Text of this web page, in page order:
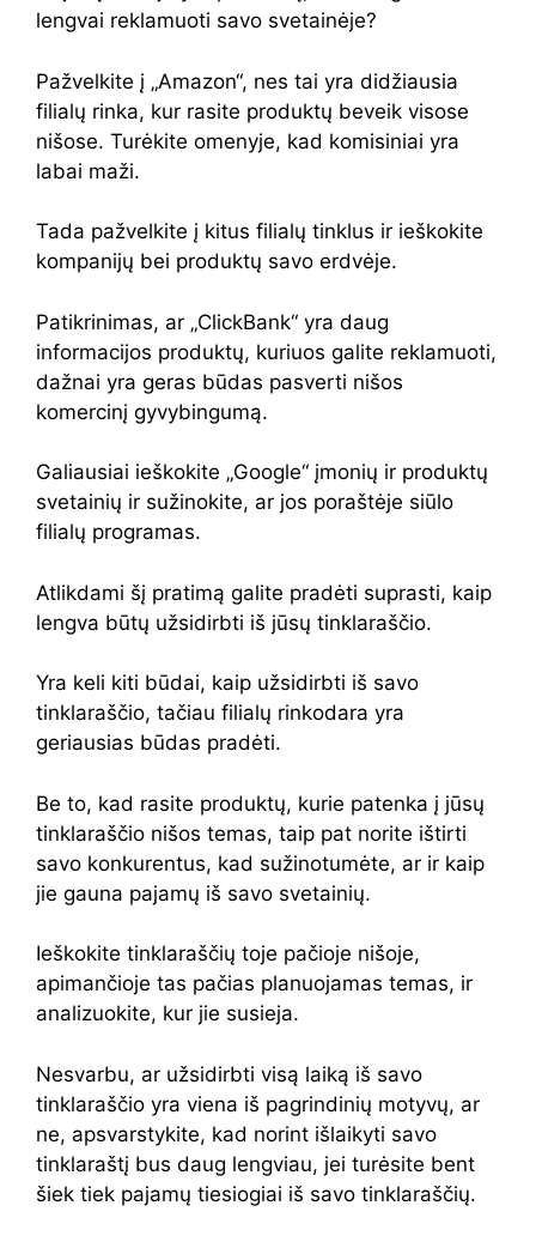
lengvai reklamuoti savo svetainėje?
Pažvelkite į „Amazon“, nes tai yra didžiausia
filialų rinka, kur rasite produktų beveik visose
nišose. Turėkite omenyje, kad komisiniai yra
labai maži.
Tada pažvelkite į kitus filialų tinklus ir ieškokite
kompanijų bei produktų savo erdvėje.
Patikrinimas, ar „ClickBank“ yra daug
informacijos produktų, kuriuos galite reklamuoti,
dažnai yra geras būdas pasverti nišos
komercinį gyvybingumą.
Galiausiai ieškokite „Google“ įmonių ir produktų
svetainių ir sužinokite, ar jos poraštėje siūlo
filialų programas.
Atlikdami šį pratimą galite pradėti suprasti, kaip
lengva būtų užsidirbti iš jūsų tinklaraščio.
Yra keli kiti būdai, kaip užsidirbti iš savo
tinklaraščio, tačiau filialų rinkodara yra
geriausias būdas pradėti.
Be to, kad rasite produktų, kurie patenka į jūsų
tinklaraščio nišos temas, taip pat norite ištirti
savo konkurentus, kad sužinotumėte, ar ir kaip
jie gauna pajamų iš savo svetainių.
Ieškokite tinklaraščių toje pačioje nišoje,
apimančioje tas pačias planuojamas temas, ir
analizuokite, kur jie susieja.
Nesvarbu, ar užsidirbti visą laiką iš savo
tinklaraščio yra viena iš pagrindinių motyvų, ar
ne, apsvarstykite, kad norint išlaikyti savo
tinklaraštį bus daug lengviau, jei turėsite bent
šiek tiek pajamų tiesiogiai iš savo tinklaraščių.